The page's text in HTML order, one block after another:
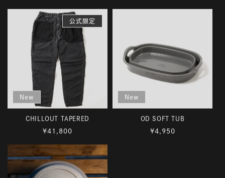
価
New
公式限定
CHILLOUT TAPERED
通
価
格
¥41,800
New
OD SOFT TUB
通
¥4,950